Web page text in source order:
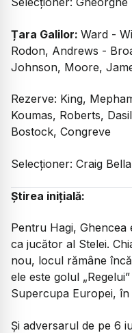
Țara Galilor: Ward -
Rodon, Andrews -
Johnson, Moore,
Rezerve: King,
Koumas, Roberts,
Bostock, Congreve
Selecționer: Craig
Știrea inițială:
Pentru Hagi,
ca jucător al Stelei.
nou, locul rămâne
ele este golul
Supercupa Europei, în
Și adversarul de pe 6